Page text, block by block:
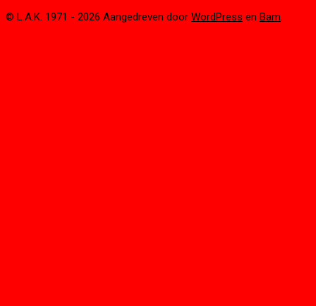
© L.A.K. 1971 - 2026 Aangedreven door WordPress en Bam.